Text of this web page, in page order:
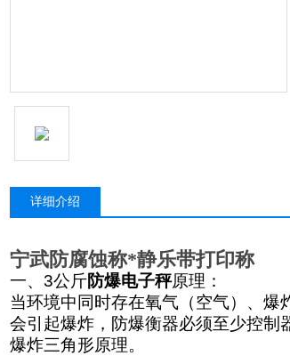
详细介绍
宁武防腐蚀称*静乐带打印称
一、3公斤防爆电子秤原理：
当环境中同时存在氧气（空气）、爆
会引起爆炸，防爆衡器必须至少控制
爆炸三角形原理。